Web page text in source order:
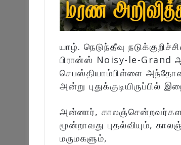
யாழ். நெடுந்தீவு
பிரான்ஸ் Noisy-le-
செபஸ்தியாம்பிள்ளை
அன்று புதுக்குடியிருப்பில்
அன்னார்,
மூன்றாவது புதல்வியும்,
மருமகளும்,